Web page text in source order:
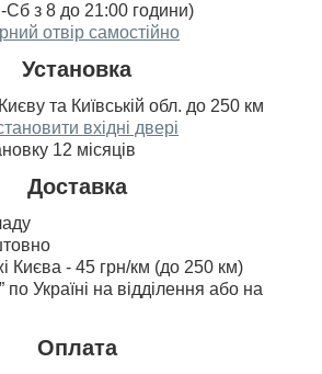
Сб з 8 до 21:00 години)
отвір самостійно
Установка
та Київській обл. до 250 км
вхідні двері
12 місяців
Доставка
Києва - 45 грн/км (до 250 км)
Україні на відділення або на
Оплата